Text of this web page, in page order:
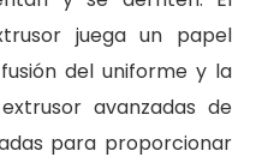
juega un papel
del uniforme y la
avanzadas de
para proporcionar